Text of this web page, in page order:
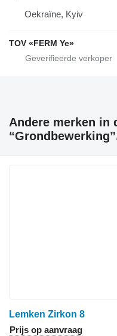
Oekraïne, Kyiv
TOV «FERM Ye»
Andere merken in
Lemken Zirkon 8
Prijs op aanvraag